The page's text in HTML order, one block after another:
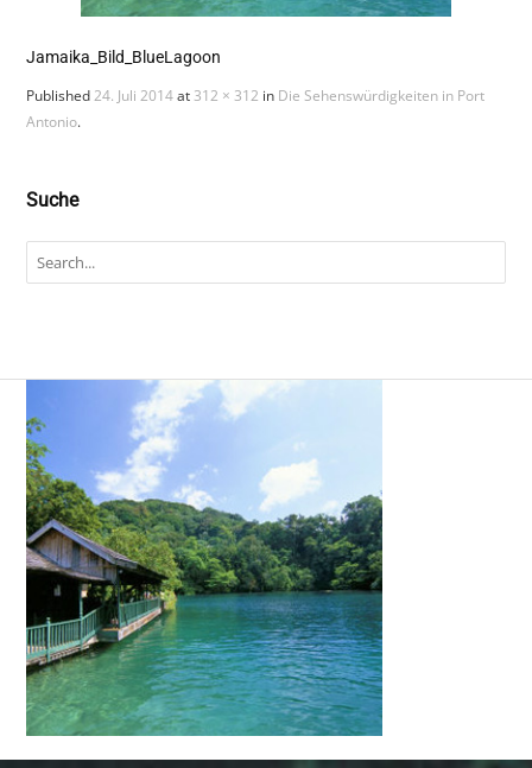
Jamaika_Bild_BlueLagoon
Published24. Juli 2014at 312 × 312 in Die Sehenswürdigkeiten in Port
Antonio.
Suche